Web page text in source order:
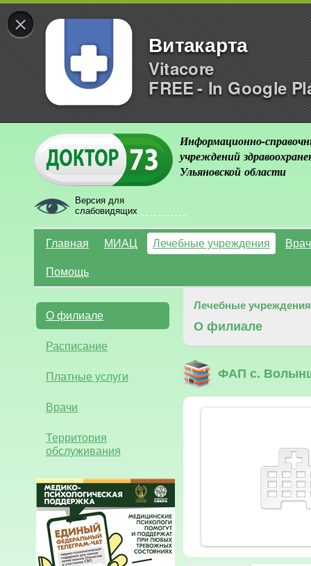
×
Витакарта
Vitacore
FREE - In Google
Версия для
слабовидящих
Информационно-
учреждений
Ульяновской области
Главная МИАЦ Лечебные учреждения
Помощь
О филиале
Расписание
Платные услуги
Врачи
Территория
обслуживания
Лечебные учреждения
О филиале
ФАП с.